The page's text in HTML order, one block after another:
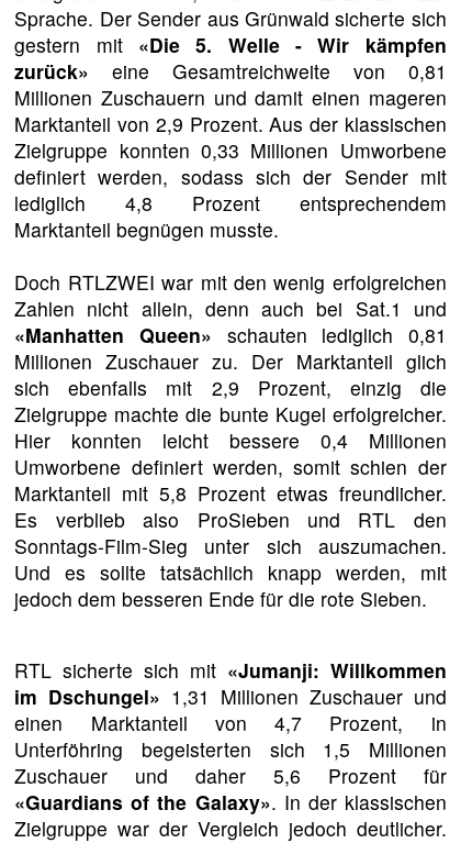
Sprache. Der Sender aus Grünwald sicherte sich
gestern mit «Die 5. Welle - Wir kämpfen
zurück» eine Gesamtreichweite von 0,81
Millionen Zuschauern und damit einen mageren
Marktanteil von 2,9 Prozent. Aus der klassischen
Zielgruppe konnten 0,33 Millionen Umworbene
definiert werden, sodass sich der Sender mit
lediglich 4,8 Prozent entsprechendem
Marktanteil begnügen musste.
Doch RTLZWEI war mit den wenig erfolgreichen
Zahlen nicht allein, denn auch bei Sat.1 und
«Manhatten Queen» schauten lediglich 0,81
Millionen Zuschauer zu. Der Marktanteil glich
sich ebenfalls mit 2,9 Prozent, einzig die
Zielgruppe machte die bunte Kugel erfolgreicher.
Hier konnten leicht bessere 0,4 Millionen
Umworbene definiert werden, somit schien der
Marktanteil mit 5,8 Prozent etwas freundlicher.
Es verblieb also ProSieben und RTL den
Sonntags-Film-Sieg unter sich auszumachen.
Und es sollte tatsächlich knapp werden, mit
jedoch dem besseren Ende für die rote Sieben.
RTL sicherte sich mit «Jumanji: Willkommen
im Dschungel» 1,31 Millionen Zuschauer und
einen Marktanteil von 4,7 Prozent, in
Unterföhring begeisterten sich 1,5 Millionen
Zuschauer und daher 5,6 Prozent für
«Guardians of the Galaxy». In der klassischen
Zielgruppe war der Vergleich jedoch deutlicher.